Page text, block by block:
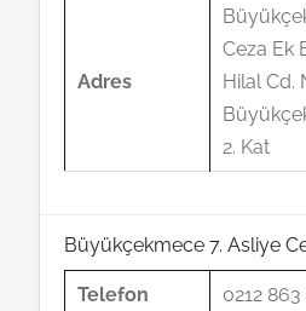
Adres
Ceza Ek
Hilal Cd.
2. Kat
Büyükçekmece 7. Asliye
Telefon 0212